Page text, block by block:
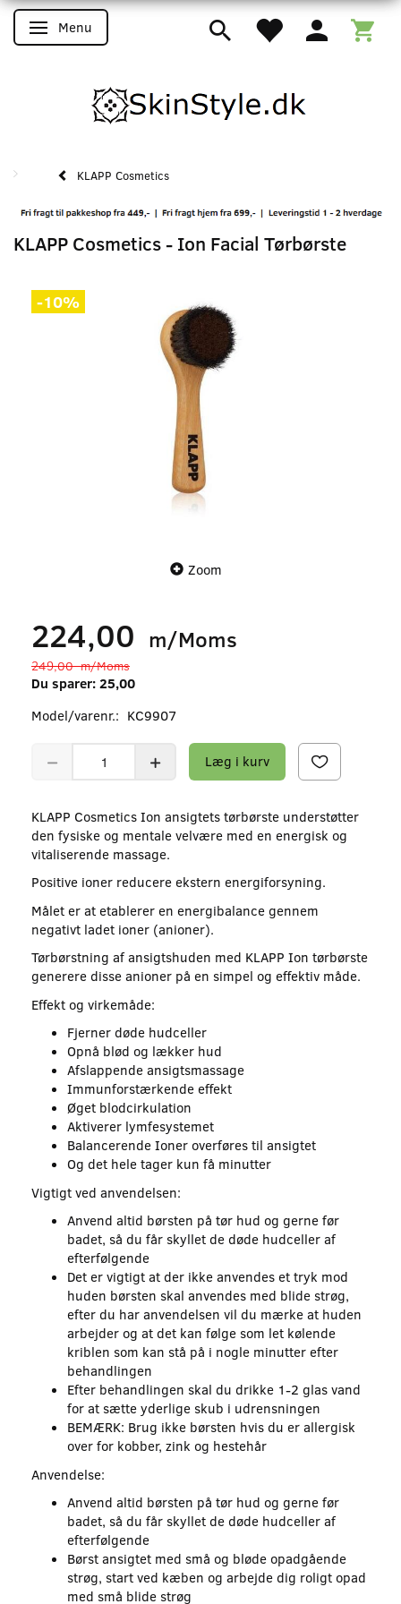
Skifte navigation
Menu
KLAPP Cosmetics
KLAPP Cosmetics - Ion Facial Tørbørste
-10%
Zoom
224,00 m/Moms
249,00m/Moms
Du sparer: 25,00
Model/varenr.: KC9907
Læg i kurv
KLAPP Cosmetics Ion ansigtets tørbørste understøtter
den fysiske og mentale velvære med en energisk og
vitaliserende massage.
Positive ioner reducere ekstern energiforsyning.
Målet er at etablerer en energibalance gennem
negativt ladet ioner (anioner).
Tørbørstning af ansigtshuden med KLAPP Ion tørbørste
generere disse anioner på en simpel og effektiv måde.
Effekt og virkemåde:
Fjerner døde hudceller
Opnå blød og lækker hud
Afslappende ansigtsmassage
Immunforstærkende effekt
Øget blodcirkulation
Aktiverer lymfesystemet
Balancerende Ioner overføres til ansigtet
Og det hele tager kun få minutter
Vigtigt ved anvendelsen:
Anvend altid børsten på tør hud og gerne før
badet, så du får skyllet de døde hudceller af
efterfølgende
Det er vigtigt at der ikke anvendes et tryk mod
huden børsten skal anvendes med blide strøg,
efter du har anvendelsen vil du mærke at huden
arbejder og at det kan følge som let kølende
kriblen som kan stå på i nogle minutter efter
behandlingen
Efter behandlingen skal du drikke 1-2 glas vand
for at sætte yderlige skub i udrensningen
BEMÆRK: Brug ikke børsten hvis du er allergisk
over for kobber, zink og hestehår
Anvendelse:
Anvend altid børsten på tør hud og gerne før
badet, så du får skyllet de døde hudceller af
efterfølgende
Børst ansigtet med små og bløde opadgående
strøg, start ved kæben og arbejde dig roligt opad
med små blide strøg